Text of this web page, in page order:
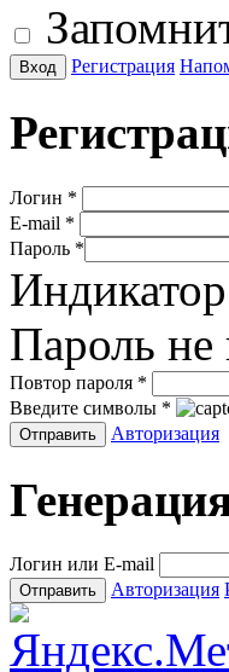
Регистрация
Логин *
E-mail *
Пароль *
Пароль не
Повтор пароля *
Введите символы *
Авторизация
Логин или E-mail
Авторизация